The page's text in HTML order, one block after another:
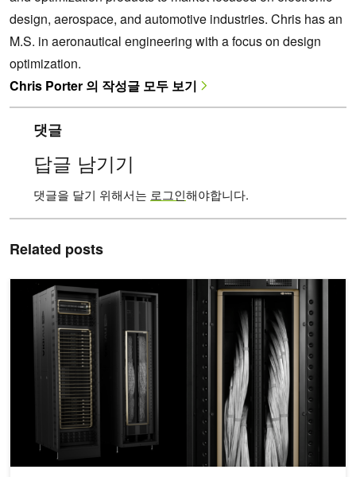
design, aerospace, and automotive industries. Chris has an
M.S. in aeronautical engineering with a focus on design
optimization.
Chris Porter 의 작성글 모두 보기
댓글
답글 남기기
댓글을 달기 위해서는 로그인해야합니다.
Related posts
수조 개의 파라미터 LLM 트레이닝 및 실시간 추론을 제공하는